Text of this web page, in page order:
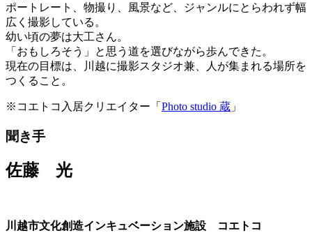
ポートレート、物撮り、風景など、ジャンルにとらわれず幅
広く撮影している。
幼い頃の夢は大工さん。
「おもしろそう」と思う道を選びながら歩んできた。
現在の目標は、川越に撮影スタジオ兼、人が集まれる場所を
つくること。
※コエトコ入居クリエイター「 Photo studio 蔵 」
聞き手
佐藤 光
川越市文化創造インキュベーション施設 コエトコ